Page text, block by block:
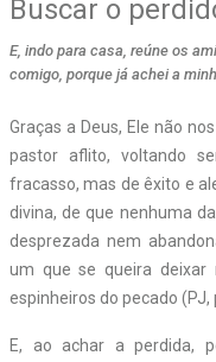
Buscar o
E, indo para casa, reúne os
comigo, porque já achei a
Graças a Deus, Ele não
pastor aflito, voltando
fracasso, mas de êxito e
divina, de que nenhuma
desprezada nem
um que se queira deixar
espinheiros do pecado (PJ,
E, ao achar a perdida,